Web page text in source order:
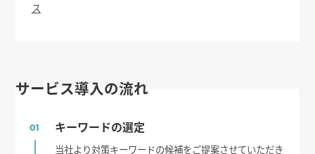
ス
サービス導入の流れ
01 キーワードの選定
当社より対策キーワードの候補をご提案させていただき